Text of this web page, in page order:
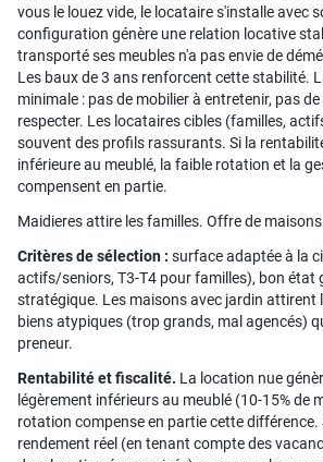
vous le louez vide, le locataire s'installe avec
configuration génère une relation locative
transporté ses meubles n'a pas envie de
Les baux de 3 ans renforcent cette stabilité.
minimale : pas de mobilier à entretenir, pas
respecter. Les locataires cibles (familles,
souvent des profils rassurants. Si la
inférieure au meublé, la faible rotation et la
compensent en partie.
Maidieres attire les familles. Offre de
Critères de sélection : surface adaptée à la
actifs/seniors, T3-T4 pour familles), bon état
stratégique. Les maisons avec jardin attirent
biens atypiques (trop grands, mal agencés)
preneur.
Rentabilité et fiscalité. La location nue
légèrement inférieurs au meublé (10-15% de
rotation compense en partie cette différence.
rendement réel (en tenant compte des